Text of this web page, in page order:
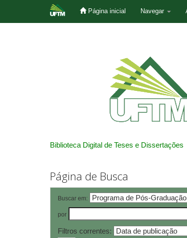
Página inicial Navegar
Biblioteca Digital de Teses e Dissertações
Página de Busca
Buscar em:
por
Filtros correntes: